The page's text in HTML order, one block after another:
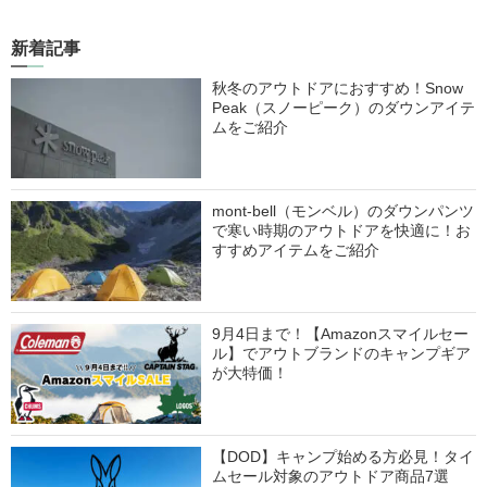
新着記事
秋冬のアウトドアにおすすめ！Snow
Peak（スノーピーク）のダウンアイテ
ムをご紹介
mont-bell（モンベル）のダウンパンツ
で寒い時期のアウトドアを快適に！お
すすめアイテムをご紹介
9月4日まで！【Amazonスマイルセー
ル】でアウトブランドのキャンプギア
が大特価！
【DOD】キャンプ始める方必見！タイ
ムセール対象のアウトドア商品7選